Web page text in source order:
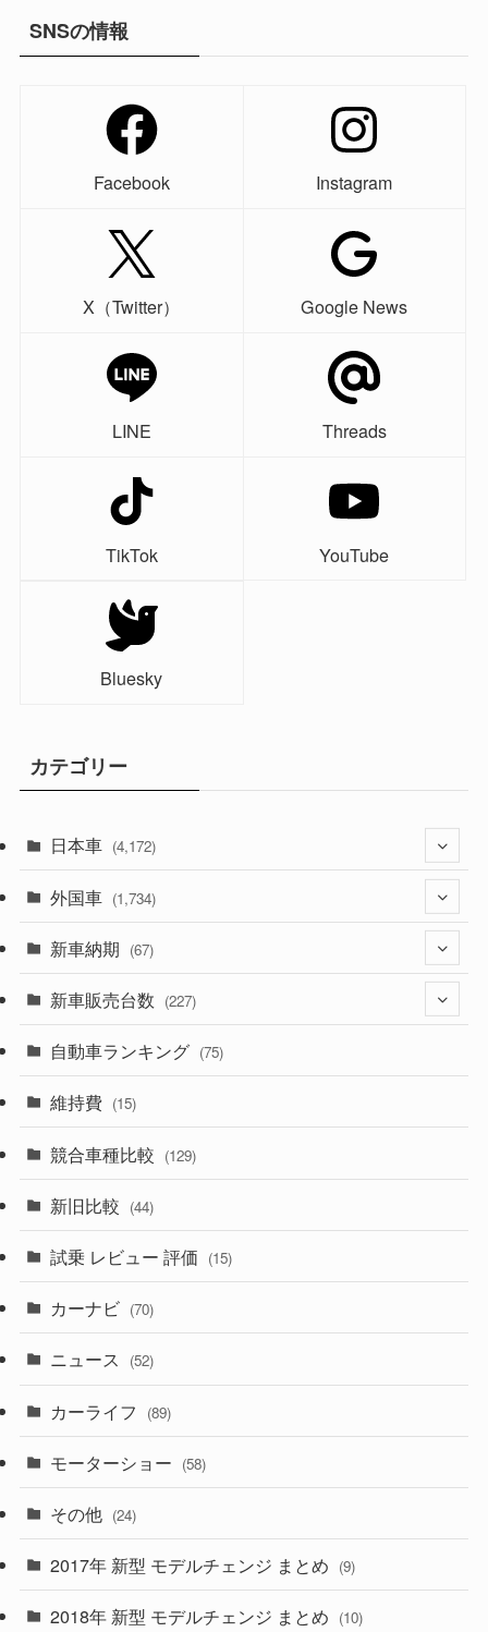
SNSの情報
Facebook Instagram
X（Twitter） Google News
LINE Threads
TikTok YouTube
Bluesky
カテゴリー
日本車 (4,172)
(1,321)
(329)
(525)
(357)
(328)
(194)
(230)
(253)
外国車 (1,734)
(242)
(85)
(84)
(14)
(222)
(50)
(43)
(6)
(9)
(58)
(28)
(27)
(26)
新車納期 (67)
(28)
(8)
(3)
(3)
(5)
(1)
新車販売台数 (227)
(21)
(5)
(7)
(5)
自動車ランキング (75)
維持費 (15)
競合車種比較 (129)
新旧比較 (44)
試乗 レビュー 評価 (15)
カーナビ (70)
ニュース (52)
カーライフ (89)
モーターショー (58)
その他 (24)
2017年 新型 モデルチェンジ まとめ (9)
2018年 新型 モデルチェンジ まとめ (10)